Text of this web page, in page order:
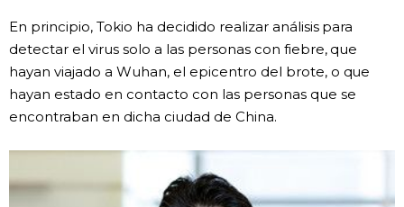
En principio, Tokio ha decidido realizar análisis para
detectar el virus solo a las personas con fiebre, que
hayan viajado a Wuhan, el epicentro del brote, o que
hayan estado en contacto con las personas que se
encontraban en dicha ciudad de China.